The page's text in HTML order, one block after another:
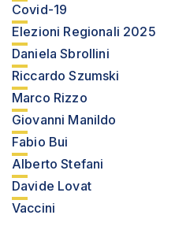
Covid-19
Elezioni Regionali 2025
Daniela Sbrollini
Riccardo Szumski
Marco Rizzo
Giovanni Manildo
Fabio Bui
Alberto Stefani
Davide Lovat
Vaccini